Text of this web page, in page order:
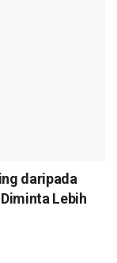
daripada
Lebih